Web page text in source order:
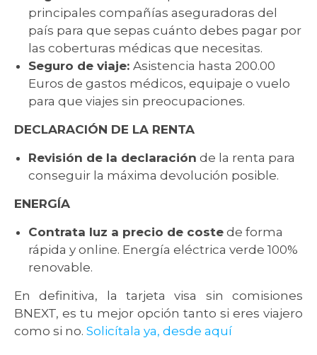
principales compañías aseguradoras del
país para que sepas cuánto debes pagar por
las coberturas médicas que necesitas.
Seguro de viaje: Asistencia hasta 200.00
Euros de gastos médicos, equipaje o vuelo
para que viajes sin preocupaciones.
DECLARACIÓN DE LA RENTA
Revisión de la declaración de la renta para
conseguir la máxima devolución posible.
ENERGÍA
Contrata luz a precio de coste de forma
rápida y online. Energía eléctrica verde 100%
renovable.
En definitiva, la tarjeta visa sin comisiones
BNEXT, es tu mejor opción tanto si eres viajero
como si no. Solicítala ya, desde aquí